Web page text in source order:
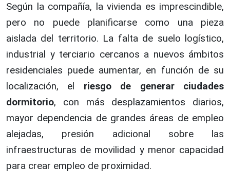
Según la compañía, la vivienda es imprescindible,
pero no puede planificarse como una pieza
aislada del territorio. La falta de suelo logístico,
industrial y terciario cercanos a nuevos ámbitos
residenciales puede aumentar, en función de su
localización, el riesgo de generar ciudades
dormitorio, con más desplazamientos diarios,
mayor dependencia de grandes áreas de empleo
alejadas, presión adicional sobre las
infraestructuras de movilidad y menor capacidad
para crear empleo de proximidad.